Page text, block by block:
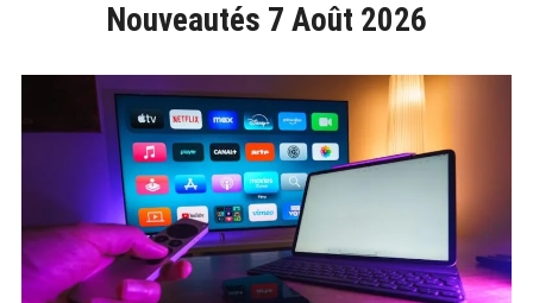
Nouveautés 7 Août 2026